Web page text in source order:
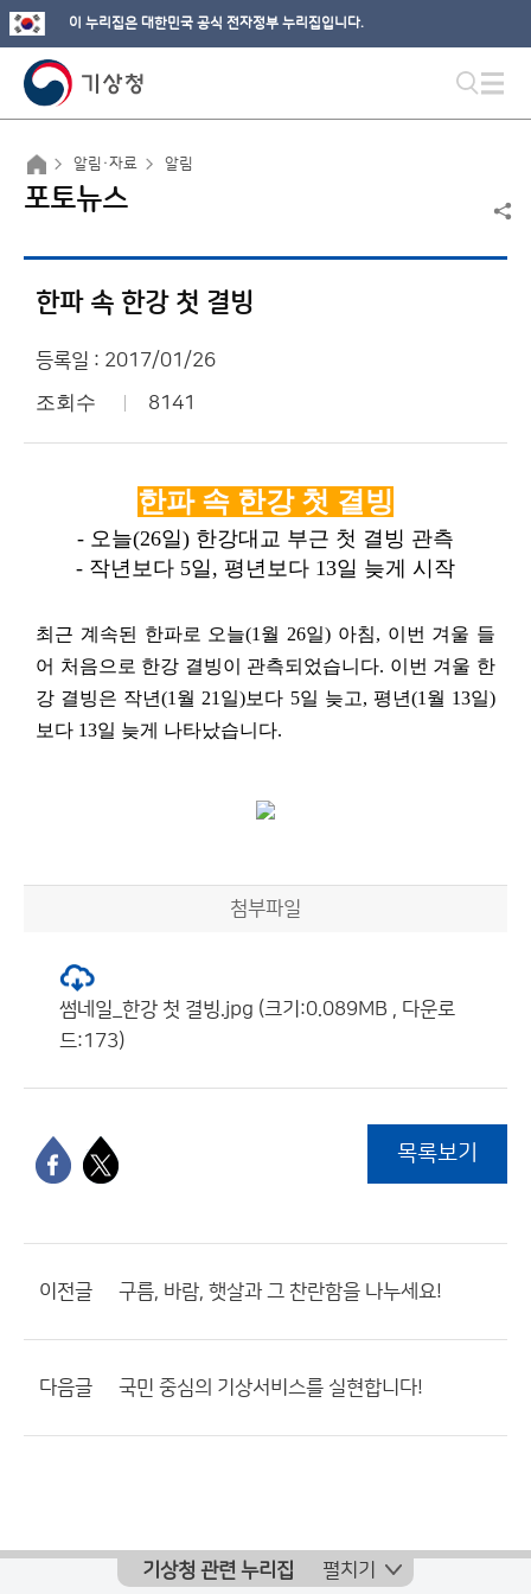
이 누리집은 대한민국 공식 전자정부 누리집입니다.
알림·자료 알림
포토뉴스
한파 속 한강 첫 결빙
등록일 : 2017/01/26
조회수 8141
한파 속 한강 첫 결빙
- 오늘(26일) 한강대교 부근 첫 결빙 관측
- 작년보다 5일, 평년보다 13일 늦게 시작
최근 계속된 한파로 오늘(1 월 26일) 아침, 이번 겨울 들
어 처음으로 한강 결빙이 관측되었습니다. 이번 겨울 한
강 결빙은 작년(1 월 21 일)보다 5일 늦고, 평년(1 월 13일)
보다 13일 늦게 나타났습니다.
첨부파일
썸네일_한강 첫 결빙.jpg (크기:0.089MB , 다운로
드:173)
목록보기
이전글 구름, 바람, 햇살과 그 찬란함을 나누세요!
다음글 국민 중심의 기상서비스를 실현합니다!
기상청 관련 누리집 펼치기